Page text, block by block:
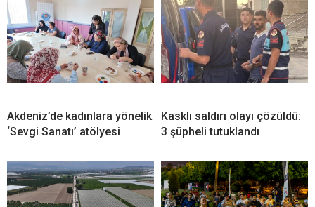
Akdeniz’de kadınlara yönelik
‘Sevgi Sanatı’ atölyesi
Kasklı saldırı olayı çözüldü:
3 şüpheli tutuklandı